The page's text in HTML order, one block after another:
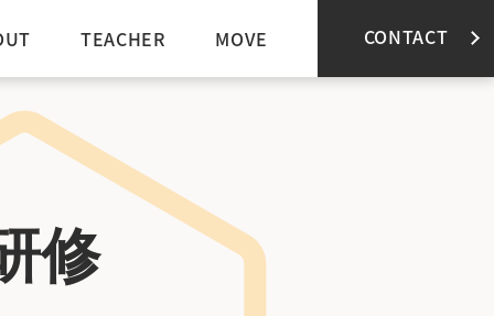
TEACHER MOVE CONTACT
修